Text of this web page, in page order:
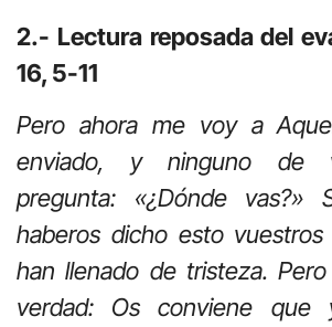
2.- Lectura reposada del
16, 5-11
Pero ahora me voy a
enviado, y ninguno de
pregunta: «¿Dónde vas?»
haberos dicho esto
han llenado de tristeza.
verdad: Os conviene que